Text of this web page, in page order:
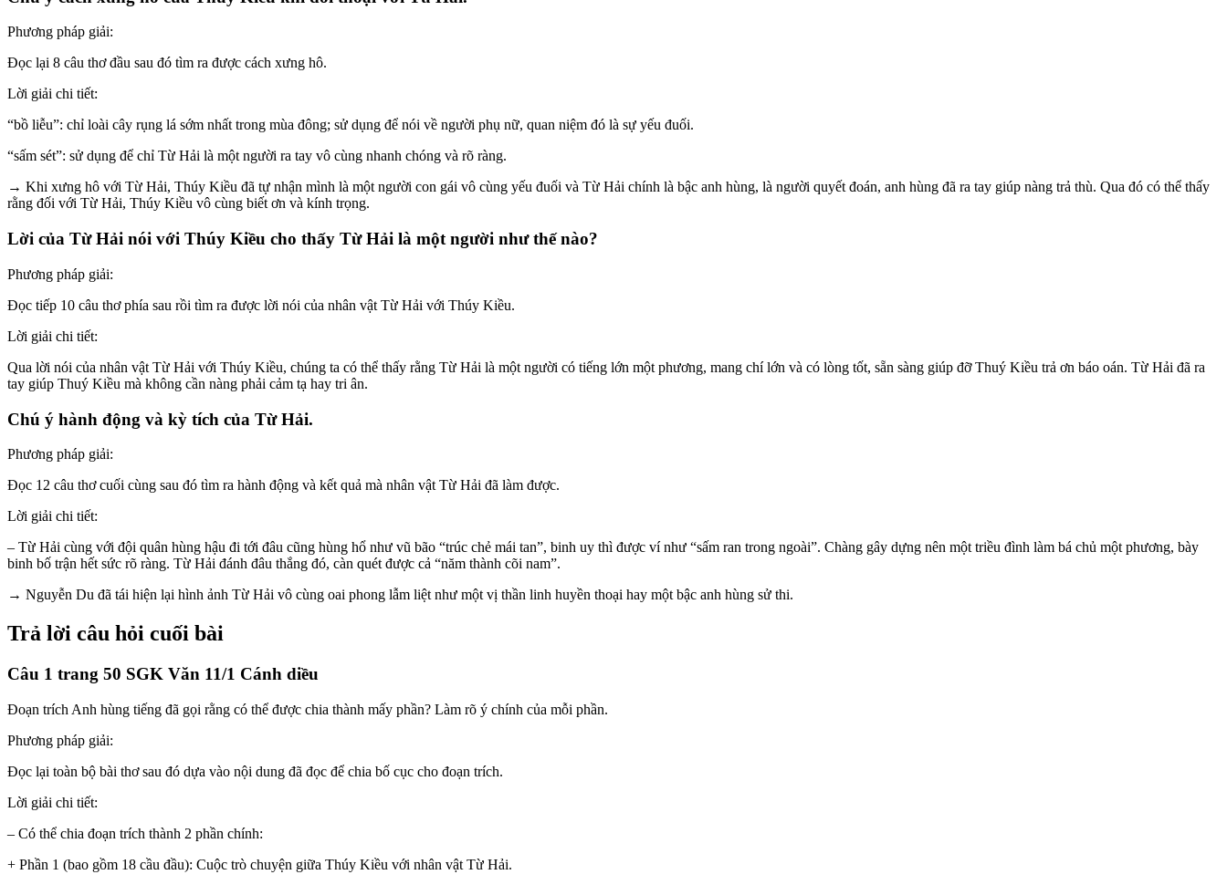
Phương pháp giải:
Đọc lại 8 câu thơ đầu sau đó tìm ra được cách xưng hô.
Lời giải chi tiết:
“bồ liễu”: chỉ loài cây rụng lá sớm nhất trong mùa đông; sử dụng để nói về người phụ nữ, quan niệm đó là sự yếu đuối.
“sấm sét”: sử dụng để chỉ Từ Hải là một người ra tay vô cùng nhanh chóng và rõ ràng.
→ Khi xưng hô với Từ Hải, Thúy Kiều đã tự nhận mình là một người con gái vô cùng yếu đuối và Từ Hải chính là bậc anh hùng, là người quyết đoán, anh hùng đã ra tay giúp nàng trả thù. Qua đó có thể thấy
rằng đối với Từ Hải, Thúy Kiều vô cùng biết ơn và kính trọng.
Lời của Từ Hải nói với Thúy Kiều cho thấy Từ Hải là một người như thế nào?
Phương pháp giải:
Đọc tiếp 10 câu thơ phía sau rồi tìm ra được lời nói của nhân vật Từ Hải với Thúy Kiều.
Lời giải chi tiết:
Qua lời nói của nhân vật Từ Hải với Thúy Kiều, chúng ta có thể thấy rằng Từ Hải là một người có tiếng lớn một phương, mang chí lớn và có lòng tốt, sẵn sàng giúp đỡ Thuý Kiều trả ơn báo oán. Từ Hải đã ra
tay giúp Thuý Kiều mà không cần nàng phải cảm tạ hay tri ân.
Chú ý hành động và kỳ tích của Từ Hải.
Phương pháp giải:
Đọc 12 câu thơ cuối cùng sau đó tìm ra hành động và kết quả mà nhân vật Từ Hải đã làm được.
Lời giải chi tiết:
– Từ Hải cùng với đội quân hùng hậu đi tới đâu cũng hùng hổ như vũ bão “trúc chẻ mái tan”, binh uy thì được ví như “sấm ran trong ngoài”. Chàng gây dựng nên một triều đình làm bá chủ một phương, bày
binh bố trận hết sức rõ ràng. Từ Hải đánh đâu thắng đó, càn quét được cả “năm thành cõi nam”.
→ Nguyễn Du đã tái hiện lại hình ảnh Từ Hải vô cùng oai phong lẫm liệt như một vị thần linh huyền thoại hay một bậc anh hùng sử thi.
Trả lời câu hỏi cuối bài
Câu 1 trang 50 SGK Văn 11/1 Cánh diều
Đoạn trích Anh hùng tiếng đã gọi rằng có thể được chia thành mấy phần? Làm rõ ý chính của mỗi phần.
Phương pháp giải:
Đọc lại toàn bộ bài thơ sau đó dựa vào nội dung đã đọc để chia bố cục cho đoạn trích.
Lời giải chi tiết:
– Có thể chia đoạn trích thành 2 phần chính:
+ Phần 1 (bao gồm 18 cầu đầu): Cuộc trò chuyện giữa Thúy Kiều với nhân vật Từ Hải.